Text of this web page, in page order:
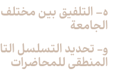
ه– التلفيق بين
الجامعة
و- تحديد التسلسل
المنطقي للمحاضرات